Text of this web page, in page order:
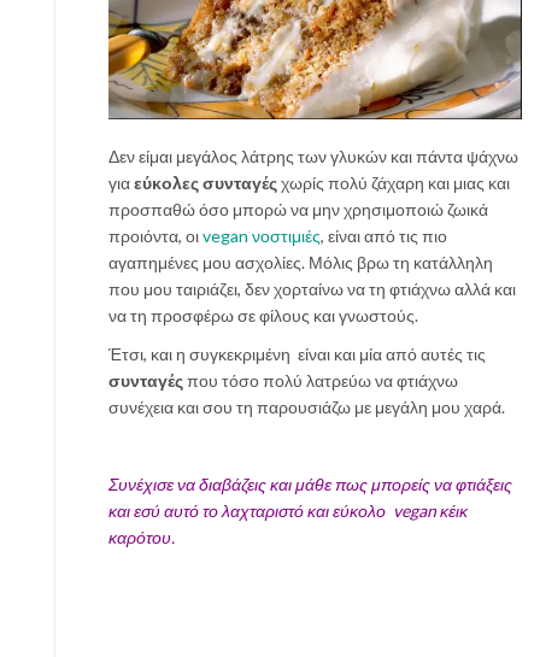
Δεν είμαι μεγάλος λάτρης των γλυκών και πάντα ψάχνω
γιαεύκολες συνταγέςχωρίς πολύ ζάχαρη και μιας και
προσπαθώ όσο μπορώ να μην χρησιμοποιώ ζωικά
προιόντα, οιvegan νοστιμιές, είναι από τις πιο
αγαπημένες μου ασχολίες. Μόλις βρω τη κατάλληλη
που μου ταιριάζει, δεν χορταίνω να τη φτιάχνω αλλά και
να τη προσφέρω σε φίλους και γνωστούς.
Έτσι, και η συγκεκριμένη είναι και μία από αυτές τις
συνταγέςπου τόσο πολύ λατρεύω να φτιάχνω
συνέχεια και σου τη παρουσιάζω με μεγάλη μου χαρά.
Συνέχισε να διαβάζεις και μάθε πως μπορείς να φτιάξεις
και εσύ αυτό το λαχταριστό και εύκολο vegan κέικ
καρότου.